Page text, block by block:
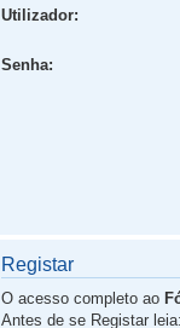
Utilizador:
Senha:
Registar
O acesso completo ao
Antes de se Registar leia: